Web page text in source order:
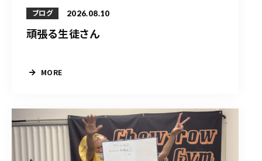
ブログ 2026.08.10
頑張る生徒さん
MORE